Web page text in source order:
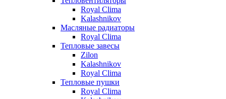
Royal Clima
Kalashnikov
Масляные радиаторы
Royal Clima
Тепловые завесы
Zilon
Kalashnikov
Royal Clima
Тепловые пушки
Royal Clima